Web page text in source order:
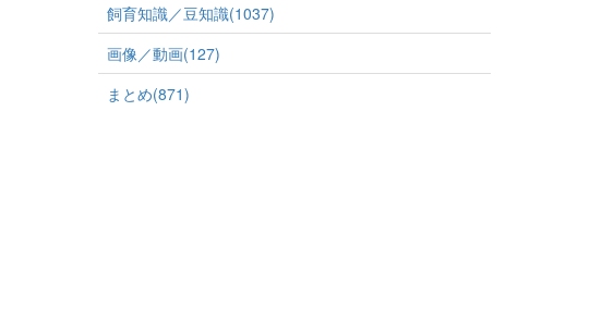
飼育知識／豆知識(1037)
画像／動画(127)
まとめ(871)